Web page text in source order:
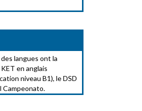
langues ont la
en anglais
niveau B1), le DSD
Campeonato.